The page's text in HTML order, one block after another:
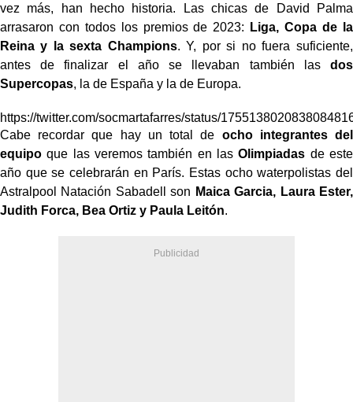
vez más, han hecho historia. Las chicas de David Palma
arrasaron con todos los premios de 2023:
Liga, Copa de la
Reina y la sexta Champions. Y, por si no fuera suficiente,
antes de finalizar el año se llevaban también las dos
Supercopas, la de España y la de Europa.
https://twitter.com/socmartafarres/status/
Cabe recordar que hay un total de ocho integrantes del
equipo que las veremos también en lasOlimpiadas de este
año que se celebrarán en París. Estas ocho waterpolistas del
Astralpool
Natación Sabadell son Maica Garcia, Laura Ester,
Judith Forca, Bea Ortiz y Paula Leitón.